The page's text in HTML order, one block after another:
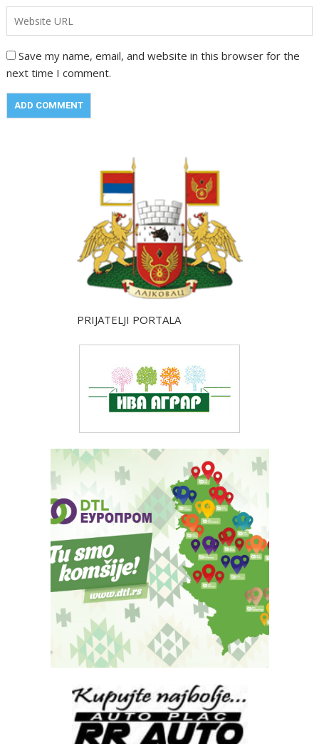
Save my name, email, and website in this browser for the
next time I comment.
PRIJATELJI PORTALA